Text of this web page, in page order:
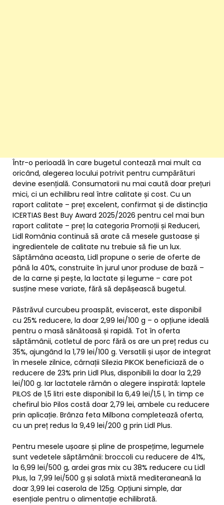
Într-o perioadă în care bugetul contează mai mult ca
oricând, alegerea locului potrivit pentru cumpărături
devine esențială. Consumatorii nu mai caută doar prețuri
mici, ci un echilibru real între calitate și cost. Cu un
raport calitate – preț excelent, confirmat și de distincția
ICERTIAS Best Buy Award 2025/2026 pentru cel mai bun
raport calitate – preț la categoria Promoții și Reduceri,
Lidl România continuă să arate că mesele gustoase și
ingredientele de calitate nu trebuie să fie un lux.
Săptămâna aceasta, Lidl propune o serie de oferte de
până la 40%, construite în jurul unor produse de bază –
de la carne și pește, la lactate și legume – care pot
susține mese variate, fără să depășească bugetul.
Păstrăvul curcubeu proaspăt, eviscerat, este disponibil
cu 25% reducere, la doar 2,99 lei/100 g – o opțiune ideală
pentru o masă sănătoasă și rapidă. Tot în oferta
săptămânii, cotletul de porc fără os are un preț redus cu
35%, ajungând la 1,79 lei/100 g. Versatili și ușor de integrat
în mesele zilnice, cârnații Silezia PIKOK beneficiază de o
reducere de 23% prin Lidl Plus, disponibili la doar la 2,29
lei/100 g. Iar lactatele rămân o alegere inspirată: laptele
PILOS de 1,5 litri este disponibil la 6,49 lei/1,5 l, în timp ce
chefirul bio Pilos costă doar 2,79 lei, ambele cu reducere
prin aplicație. Brânza feta Milbona completează oferta,
cu un preț redus la 9,49 lei/200 g prin Lidl Plus.
Pentru mesele ușoare și pline de prospețime, legumele
sunt vedetele săptămânii: broccoli cu reducere de 41%,
la 6,99 lei/500 g, ardei gras mix cu 38% reducere cu Lidl
Plus, la 7,99 lei/500 g și salată mixtă mediteraneană la
doar 3,99 lei caserola de 125g. Opțiuni simple, dar
esențiale pentru o alimentație echilibrată.